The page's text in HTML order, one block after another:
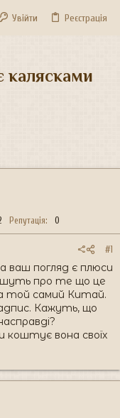
Увійти Реєстрація
калясками
Репутація 0
#1
ваш погляд є плюси
про те що це
той самий Китай.
Кажуть, що
коштує вона своїх